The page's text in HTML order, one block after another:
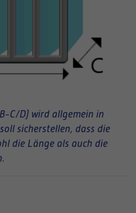
C/D) wird allgemein in
sicherstellen, dass die
die Länge als auch die